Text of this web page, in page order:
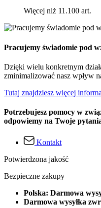
Więcej niż 11.100 art.
Pracujemy świadomie pod
Dzięki wielu konkretnym
zminimalizować nasz wpływ
Tutaj znajdziesz więcej
Potrzebujesz pomocy w
odpowiemy na Twoje
Kontakt
Potwierdzona jakość
Bezpieczne zakupy
Polska: Darmowa
Darmowa wysyłka